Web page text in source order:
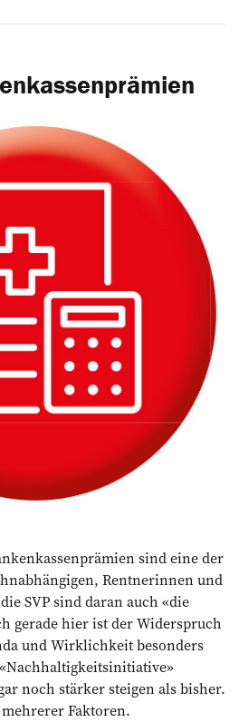
sind eine der
Rentnerinnen und
SVP sind daran auch «die
gerade hier ist der Widerspruch
und Wirklichkeit besonders
noch stärker steigen als bisher.
Faktoren.